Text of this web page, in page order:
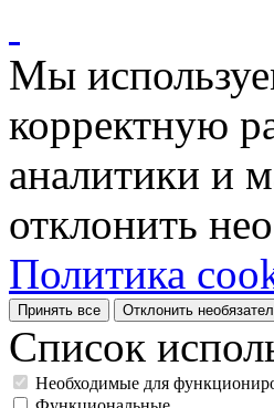
Мы
корректную
аналитики и
отклонить
Политика
Принять все Отклонить
Список
Необходимые для